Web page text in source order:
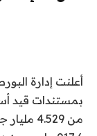
أعلنت إدارة
بمستندات قيد